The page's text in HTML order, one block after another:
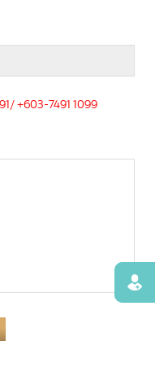
+603-7491 1099
寻找